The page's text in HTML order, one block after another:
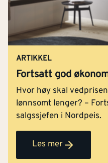
ARTIKKEL
Fortsatt god
Hvor høy skal
lønnsomt lenger? –
salgssjefen i Nordpeis.
Les mer